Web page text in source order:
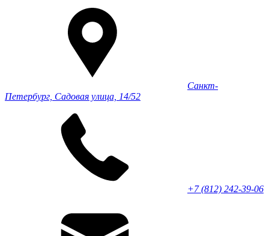
Санкт-
Петербург, Садовая улица, 14/52
+7 (812) 242-39-06